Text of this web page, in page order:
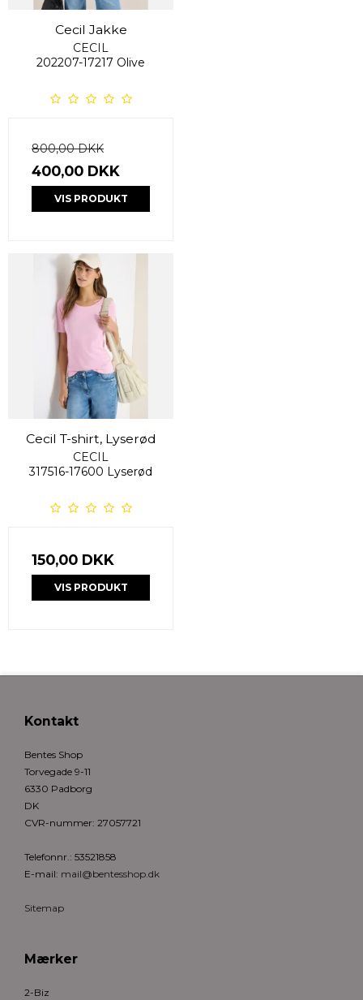
Cecil Jakke
CECIL
202207-17217 Olive
800,00 DKK
400,00 DKK
VIS PRODUKT
Cecil T-shirt, Lyserød
CECIL
317516-17600 Lyserød
150,00 DKK
VIS PRODUKT
Kontakt
Bentes Shop
Torvegade 9-11
6330 Padborg
DK
CVR-nummer: 27057721
Telefonnr.: 53521858
E-mail: mail@bentesshop.dk
Sitemap
Mærker
2-Biz